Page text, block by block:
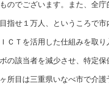
のでございます。また、全
指せ１万人、というころで
ＣＴを活用した仕組みを取
の該当者を減少させ、特定
所目は三重県いなべ市で介